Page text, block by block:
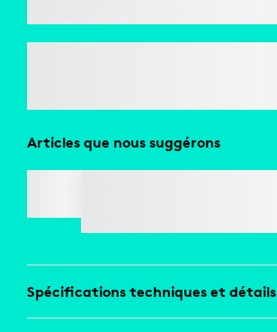
Articles que nous suggérons
Spécifications techniques et détails